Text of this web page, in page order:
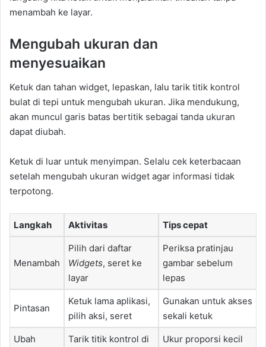
menambah ke layar.
Mengubah ukuran dan
menyesuaikan
Ketuk dan tahan widget, lepaskan, lalu tarik titik kontrol
bulat di tepi untuk mengubah ukuran. Jika mendukung,
akan muncul garis batas bertitik sebagai tanda ukuran
dapat diubah.
Ketuk di luar untuk menyimpan. Selalu cek keterbacaan
setelah mengubah ukuran widget agar informasi tidak
terpotong.
Langkah Aktivitas Tips cepat
Menambah
Pilih dari daftar
Widgets, seret ke
layar
Periksa pratinjau
gambar sebelum
lepas
Pintasan
Ketuk lama aplikasi,
pilih aksi, seret
Gunakan untuk akses
sekali ketuk
Ubah
Tarik titik kontrol di
Ukur proporsi kecil